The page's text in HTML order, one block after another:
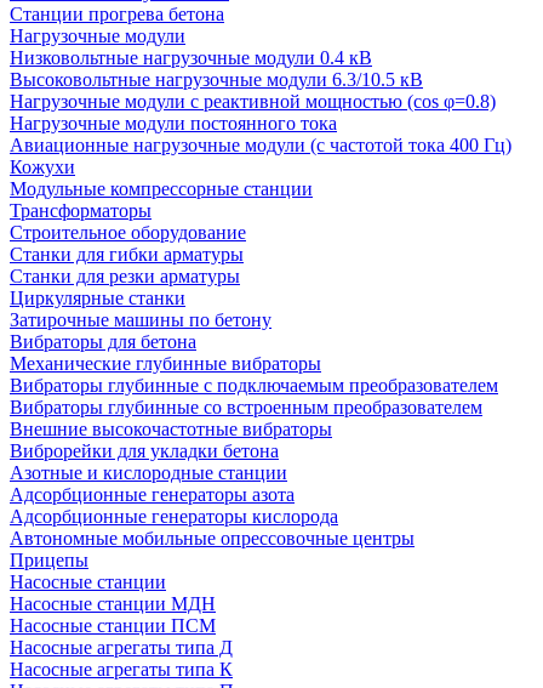
Станции прогрева бетона
Нагрузочные модули
Низковольтные нагрузочные модули 0.4 кВ
Высоковольтные нагрузочные модули 6.3/10.5 кВ
Нагрузочные модули с реактивной мощностью (cos φ=0.8)
Нагрузочные модули постоянного тока
Авиационные нагрузочные модули (с частотой тока 400 Гц)
Кожухи
Модульные компрессорные станции
Трансформаторы
Строительное оборудование
Станки для гибки арматуры
Станки для резки арматуры
Циркулярные станки
Затирочные машины по бетону
Вибраторы для бетона
Механические глубинные вибраторы
Вибраторы глубинные с подключаемым преобразователем
Вибраторы глубинные со встроенным преобразователем
Внешние высокочастотные вибраторы
Виброрейки для укладки бетона
Азотные и кислородные станции
Адсорбционные генераторы азота
Адсорбционные генераторы кислорода
Автономные мобильные опрессовочные центры
Прицепы
Насосные станции
Насосные станции МДН
Насосные станции ПСМ
Насосные агрегаты типа Д
Насосные агрегаты типа К